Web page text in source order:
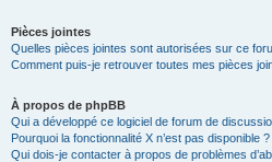
Pièces jointes
Quelles pièces jointes sont autorisées sur ce
Comment puis-je retrouver toutes mes pièces
À propos de phpBB
Qui a développé ce logiciel de forum de
Pourquoi la fonctionnalité X n’est pas disponible ?
Qui dois-je contacter à propos de problèmes